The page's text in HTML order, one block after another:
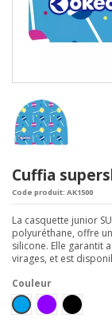
Cuffia
Code produit: AK1500
La casquette junior
polyuréthane, offre
silicone. Elle garantit
virages, et est
Couleur
AzzurroViola Black